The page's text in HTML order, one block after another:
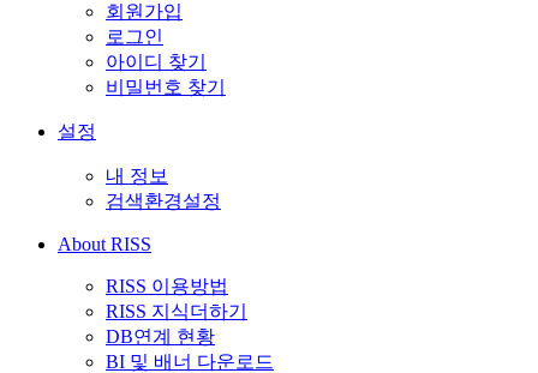
회원가입
로그인
아이디 찾기
비밀번호 찾기
설정
내 정보
검색환경설정
About RISS
RISS 이용방법
RISS 지식더하기
DB연계 현황
BI 및 배너 다운로드